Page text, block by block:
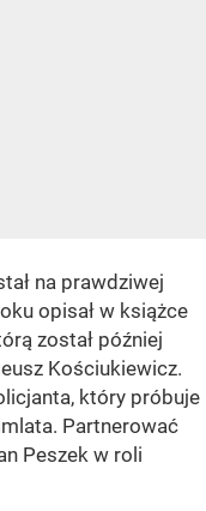
na prawdziwej
opisał w książce
został później
Kościukiewicz.
który próbuje
Partnerować
Peszek w roli